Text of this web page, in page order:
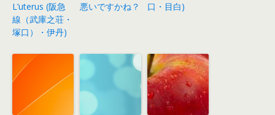
L’uterus (阪急
線（武庫之荘・
塚口）・伊丹)
悪いですかね？
口・目白)